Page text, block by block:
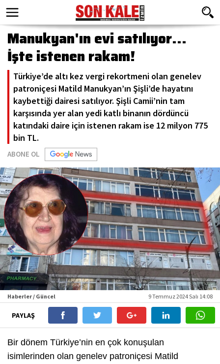
Manukyan'ın evi satılıyor...
İşte istenen rakam!
Türkiye’de altı kez vergi rekortmeni olan genelev
patroniçesi Matild Manukyan’ın Şişli’de hayatını
kaybettiği dairesi satılıyor. Şişli Camii’nin tam
karşısında yer alan yedi katlı binanın dördüncü
katındaki daire için istenen rakam ise 12 milyon 775
bin TL.
ABONE OL
Haberler / Güncel 9 Temmuz 2024 Salı 14:08
PAYLAŞ
Bir dönem Türkiye’nin en çok konuşulan
isimlerinden olan genelev patroniçesi Matild